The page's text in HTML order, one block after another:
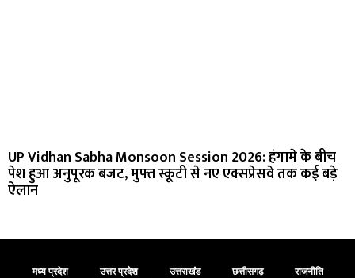
UP Vidhan Sabha Monsoon Session 2026: हंगामे के बीच
पेश हुआ अनुपूरक बजट, मुफ्त स्कूटी से नए एक्सप्रेसवे तक कई बड़े
ऐलान
मध्य प्रदेश उत्तर प्रदेश उत्तराखंड छत्तीसगढ़
राजनीति